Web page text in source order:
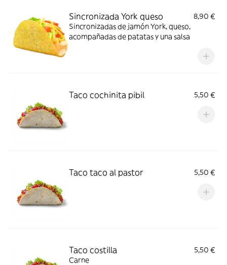
Sincronizada York queso
8,90 €
Sincronizadas de jamón York, queso,
acompañadas de patatas y una salsa
Taco cochinita pibil 5,50 €
Taco taco al pastor 5,50 €
Taco costilla
5,50 €
Carne